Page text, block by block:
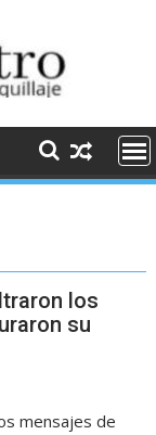
los
su
mensajes de